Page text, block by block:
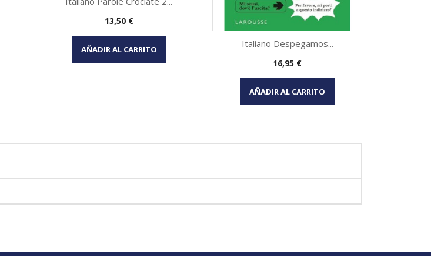
Vista rápida
Precio
13,50 €
AÑADIR AL CARRITO
Vista rápida
Italiano Despegamos...
Precio
16,95 €
AÑADIR AL CARRITO